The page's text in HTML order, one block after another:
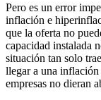
Pero es un error
inflación e
que la oferta no
capacidad instalada
situación tan solo
llegar a una inflación
empresas no dieran